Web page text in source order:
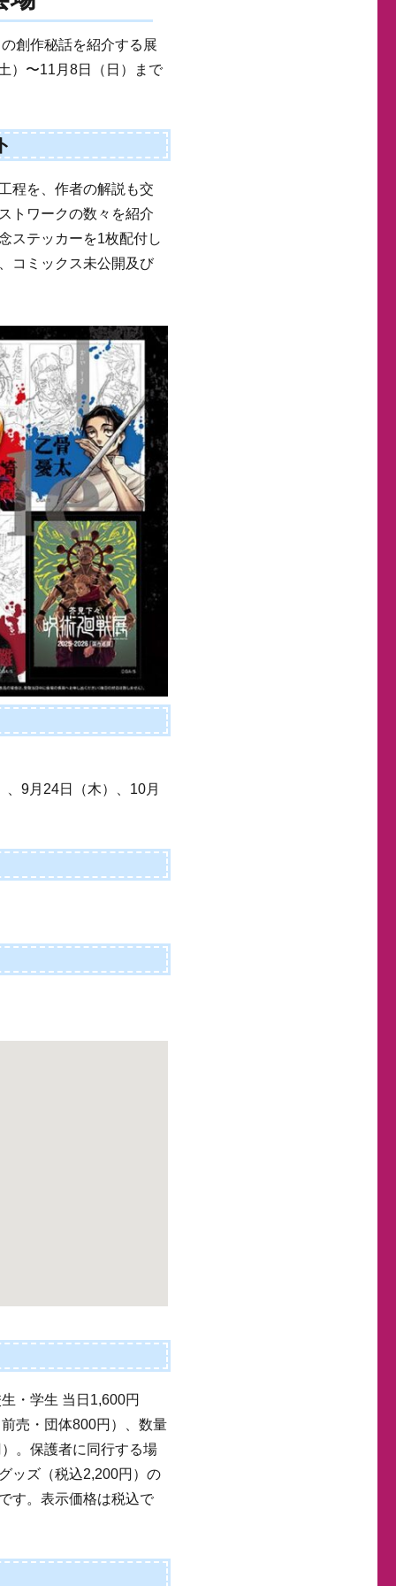
創作秘話を紹介する展
）〜11月8日（日）まで
程を、作者の解説も交
トワークの数々を紹介
ステッカーを1枚配付し
コミックス未公開及び
9月24日（木）、10月
・学生 当日1,600円
売・団体800円）、数量
。保護者に同行する場
ッズ（税込2,200円）の
す。表示価格は税込で